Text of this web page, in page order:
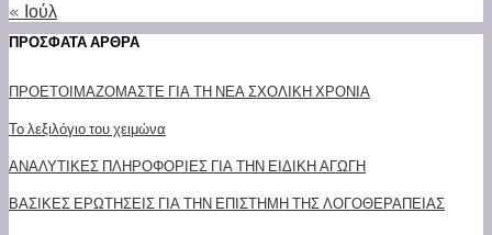
« Ιούλ
ΠΡΟΣΦΑΤΑ ΑΡΘΡΑ
ΠΡΟΕΤΟΙΜΑΖΟΜΑΣΤΕ ΓΙΑ ΤΗ ΝΕΑ ΣΧΟΛΙΚΗ ΧΡΟΝΙΑ
Το λεξιλόγιο του χειμώνα
ΑΝΑΛΥΤΙΚΕΣ ΠΛΗΡΟΦΟΡΙΕΣ ΓΙΑ ΤΗΝ ΕΙΔΙΚΗ ΑΓΩΓΗ
ΒΑΣΙΚΕΣ ΕΡΩΤΗΣΕΙΣ ΓΙΑ ΤΗΝ ΕΠΙΣΤΗΜΗ ΤΗΣ ΛΟΓΟΘΕΡΑΠΕΙΑΣ